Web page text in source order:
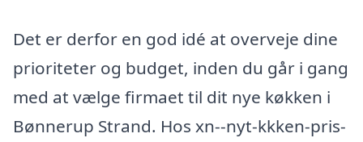
Det er derfor en god idé at overveje dine
prioriteter og budget, inden du går i gang
med at vælge firmaet til dit nye køkken i
Bønnerup Strand. Hos xn--nyt-kkken-pris-